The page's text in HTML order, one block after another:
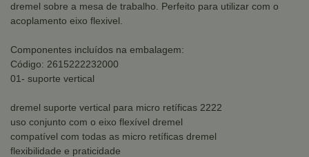
dremel sobre a mesa de trabalho. Perfeito para utilizar com o
acoplamento eixo flexivel.
Componentes incluídos na embalagem:
Código: 2615222232000
01- suporte vertical
dremel suporte vertical para micro retíficas 2222
uso conjunto com o eixo flexível dremel
compatível com todas as micro retíficas dremel
flexibilidade e praticidade